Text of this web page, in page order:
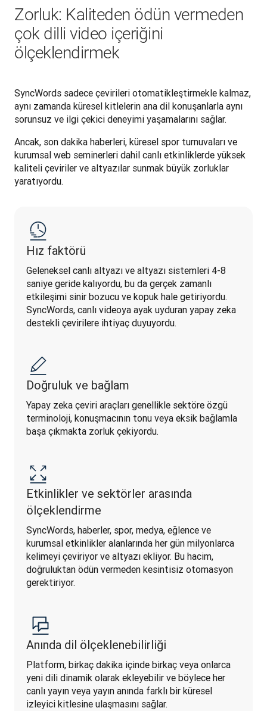
Zorluk: Kaliteden ödün vermeden
çok dilli video içeriğini
ölçeklendirmek
SyncWords sadece çevirileri otomatikleştirmekle kalmaz,
aynı zamanda küresel kitlelerin ana dil konuşanlarla aynı
sorunsuz ve ilgi çekici deneyimi yaşamalarını sağlar.
Ancak, son dakika haberleri, küresel spor turnuvaları ve
kurumsal web seminerleri dahil canlı etkinliklerde yüksek
kaliteli çeviriler ve altyazılar sunmak büyük zorluklar
yaratıyordu.
Hız faktörü
Geleneksel canlı altyazı ve altyazı sistemleri 4-8
saniye geride kalıyordu, bu da gerçek zamanlı
etkileşimi sinir bozucu ve kopuk hale getiriyordu.
SyncWords, canlı videoya ayak uyduran yapay zeka
destekli çevirilere ihtiyaç duyuyordu.
Doğruluk ve bağlam
Yapay zeka çeviri araçları genellikle sektöre özgü
terminoloji, konuşmacının tonu veya eksik bağlamla
başa çıkmakta zorluk çekiyordu.
Etkinlikler ve sektörler arasında
ölçeklendirme
SyncWords, haberler, spor, medya, eğlence ve
kurumsal etkinlikler alanlarında her gün milyonlarca
kelimeyi çeviriyor ve altyazı ekliyor. Bu hacim,
doğruluktan ödün vermeden kesintisiz otomasyon
gerektiriyor.
Anında dil ölçeklenebilirliği
Platform, birkaç dakika içinde birkaç veya onlarca
yeni dili dinamik olarak ekleyebilir ve böylece her
canlı yayın veya yayın anında farklı bir küresel
izleyici kitlesine ulaşmasını sağlar.